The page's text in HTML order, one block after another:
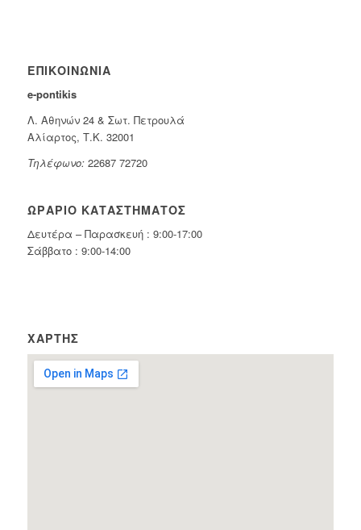
ΕΠΙΚΟΙΝΩΝΊΑ
e-pontikis
Λ. Αθηνών 24 & Σωτ. Πετρουλά
Αλίαρτος, Τ.Κ. 32001
Τηλέφωνο:22687 72720
ΩΡΆΡΙΟ ΚΑΤΑΣΤΉΜΑΤΟΣ
Δευτέρα – Παρασκευή : 9:00-17:00
Σάββατο : 9:00-14:00
ΧΆΡΤΗΣ